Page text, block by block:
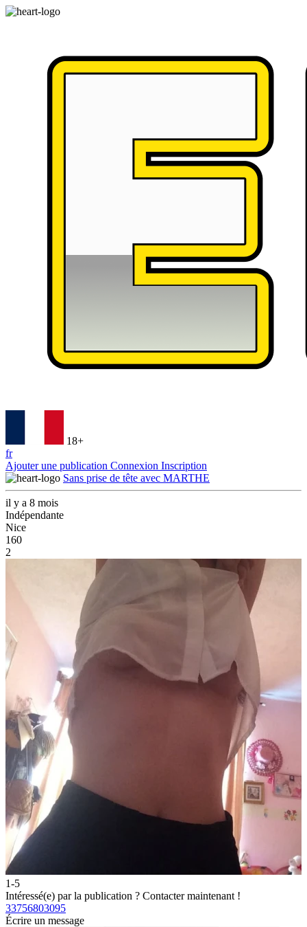
18+
fr
Ajouter une publication Connexion Inscription
Sans prise de tête avec MARTHE
il y a 8 mois
Indépendante
Nice
160
2
1-5
Intéressé(e) par la publication ? Contacter maintenant !
33756803095
Écrire un message